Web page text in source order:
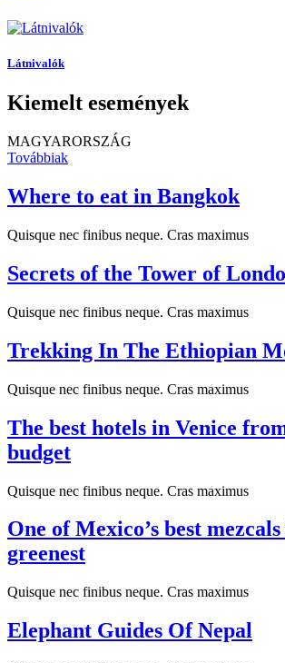
Látnivalók
Kiemelt események
MAGYARORSZÁG
Továbbiak
Where to eat in Bangkok
Quisque nec finibus neque. Cras maximus
Secrets of the Tower of
Quisque nec finibus neque. Cras maximus
Trekking In The Ethiopian
Quisque nec finibus neque. Cras maximus
The best hotels in Venice
budget
Quisque nec finibus neque. Cras maximus
One of Mexico’s best
greenest
Quisque nec finibus neque. Cras maximus
Elephant Guides Of Nepal